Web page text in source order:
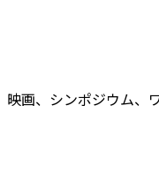
画、シンポジウム、